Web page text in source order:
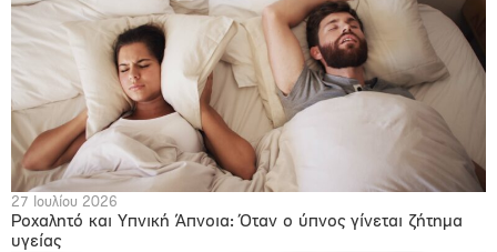
27 Ιουλίου 2026
Ροχαλητό και Υπνική Άπνοια: Όταν ο ύπνος γίνεται ζήτημα
υγείας